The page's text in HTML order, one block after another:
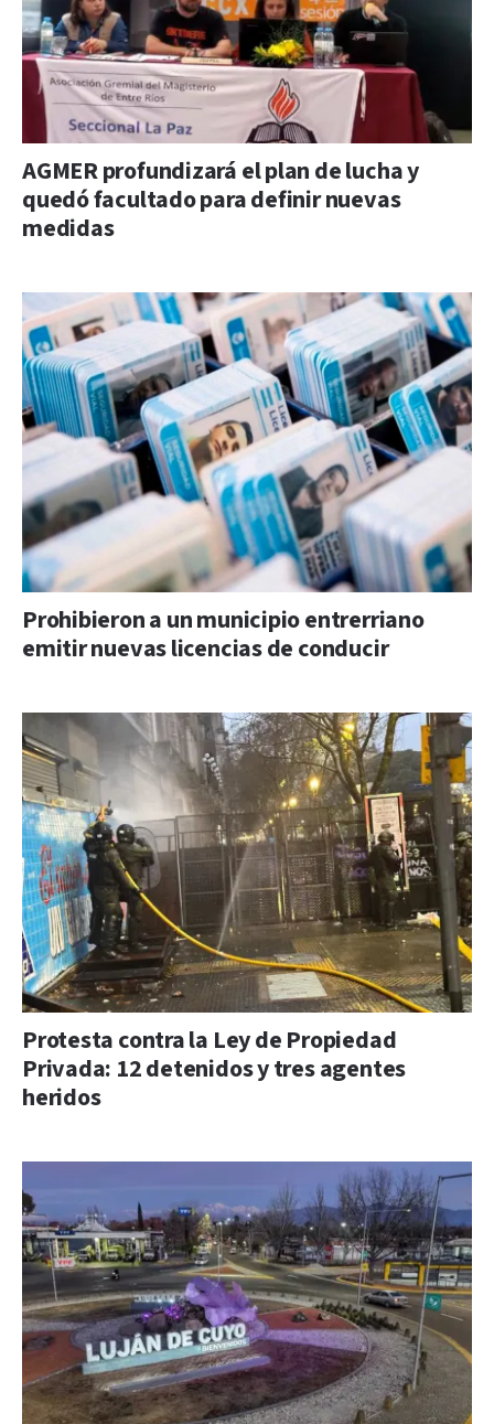
AGMER profundizará el plan de lucha y
quedó facultado para definir nuevas
medidas
Prohibieron a un municipio entrerriano
emitir nuevas licencias de conducir
Protesta contra la Ley de Propiedad
Privada: 12 detenidos y tres agentes
heridos